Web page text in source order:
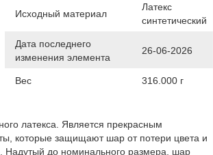
Исходный материал
Латекс
синтетический
Дата последнего
изменения элемента
26-06-2026
Вес 316.000 г
латекса. Является прекрасным
которые защищают шар от потери цвета и
до номинального размера, шар